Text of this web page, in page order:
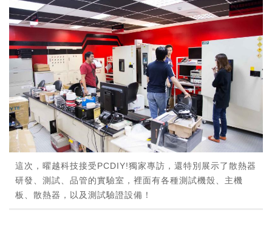
這次，曜越科技接受PCDIY!獨家專訪，還特別展示了散熱器
研發、測試、品管的實驗室，裡面有各種測試機殼、主機
板、散熱器，以及測試驗證設備！